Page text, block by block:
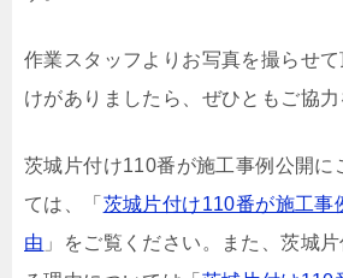
作業スタッフよりお写真を撮らせ
けがありましたら、ぜひともご協力
茨城片付け110番が施工事例公開に
ては、「 茨城片付け110番が施工事
由 」をご覧ください。また、茨城